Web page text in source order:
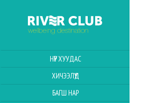
НҮҮР ХУУДАС
ХИЧЭЭЛҮҮД
БАГШ НАР